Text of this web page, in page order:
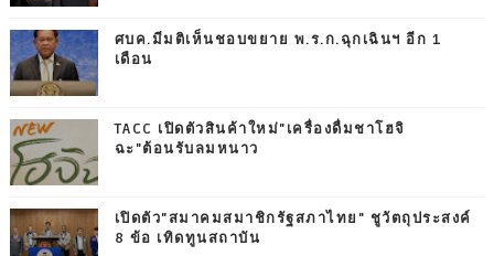
ศบค.มีมติเห็นชอบขยาย พ.ร.ก.ฉุกเฉินฯ อีก 1
เดือน
TACC เปิดตัวสินค้าใหม่"เครื่องดื่มชาโฮจิ
ฉะ"ต้อนรับลมหนาว
เปิดตัว"สมาคมสมาชิกรัฐสภาไทย" ชูวัตถุประสงค์
8 ข้อ เทิดทูนสถาบัน